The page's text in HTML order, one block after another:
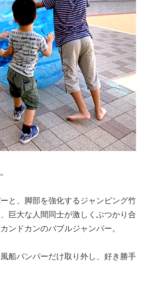
と、脚部を強化するジャンピング竹
巨大な人間同士が激しくぶつかり合
ンドカンのバブルジャンパー。
船バンパーだけ取り外し、好き勝手